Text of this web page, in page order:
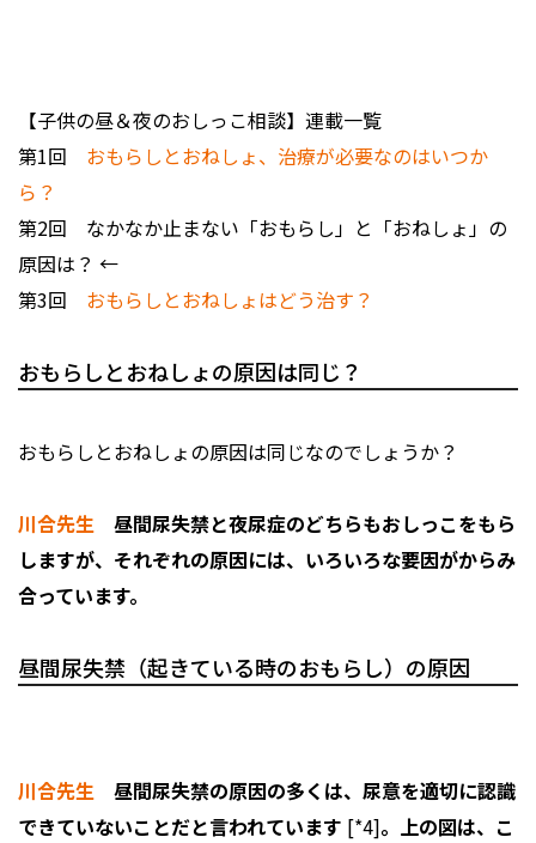
【子供の昼＆夜のおしっこ相談】連載一覧
第1回 おもらしとおねしょ、治療が必要なのはいつか
ら？
第2回 なかなか止まない「おもらし」と「おねしょ」の
原因は？ ←
第3回 おもらしとおねしょはどう治す？
おもらしとおねしょの原因は同じ？
おもらしとおねしょの原因は同じなのでしょうか？
川合先生 昼間尿失禁と夜尿症のどちらもおしっこをもら
しますが、それぞれの原因には、いろいろな要因がからみ
合っています。
昼間尿失禁（起きている時のおもらし）の原因
川合先生 昼間尿失禁の原因の多くは、尿意を適切に認識
できていないことだと言われています [*4]。上の図は、こ